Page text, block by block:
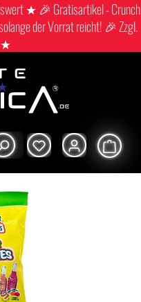
★ 🎉 Gratisartikel - Crunch
der Vorrat reicht! 🎉 Zzgl.
★